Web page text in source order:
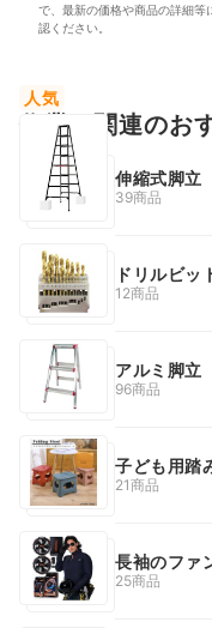
で、最新の価格や商品の詳細等
認ください。
人気
作業服関連のお
伸縮式脚立
39商品
ドリルビッ
12商品
アルミ脚立
96商品
子ども用踏
21商品
長袖のファ
25商品